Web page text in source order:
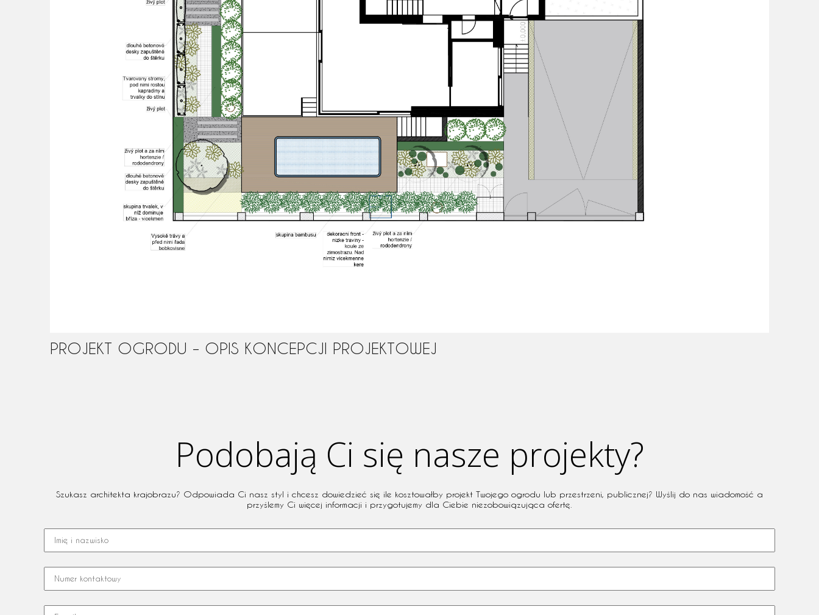
PROJEKT OGRODU – OPIS KONCEPCJI PROJEKTOWEJ
Podobają Ci się nasze projekty?
Szukasz architekta krajobrazu? Odpowiada Ci nasz styl i chcesz dowiedzieć się ile kosztowałby projekt Twojego ogrodu lub przestrzeni, publicznej? Wyślij do nas wiadomość a
przyślemy Ci więcej informacji i przygotujemy dla Ciebie niezobowiązująca ofertę.